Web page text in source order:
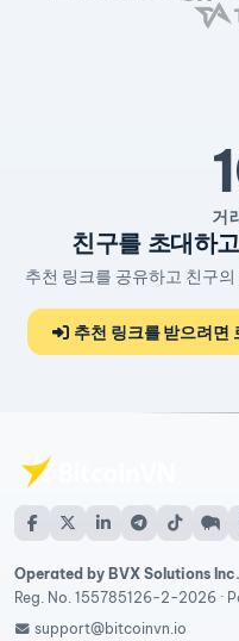
거
친구를 초대하
추천 링크를 공유하고 친구
추천 링크를 받으려면
Operated by BVX Solutions Inc.
Reg. No. 155785126-2-2026 ·
support@bitcoinvn.io